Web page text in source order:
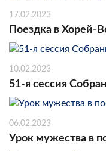
17.02.2023
Поездка в Хорей-
10.02.2023
51-я сессия
06.02.2023
Урок мужества в